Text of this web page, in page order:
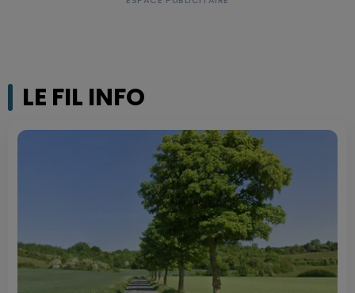
LE FIL INFO